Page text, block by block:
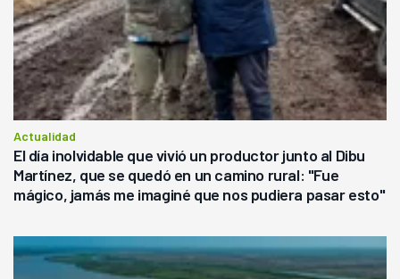
Actualidad
El día inolvidable que vivió un productor junto al Dibu
Martínez, que se quedó en un camino rural: "Fue
mágico, jamás me imaginé que nos pudiera pasar esto"